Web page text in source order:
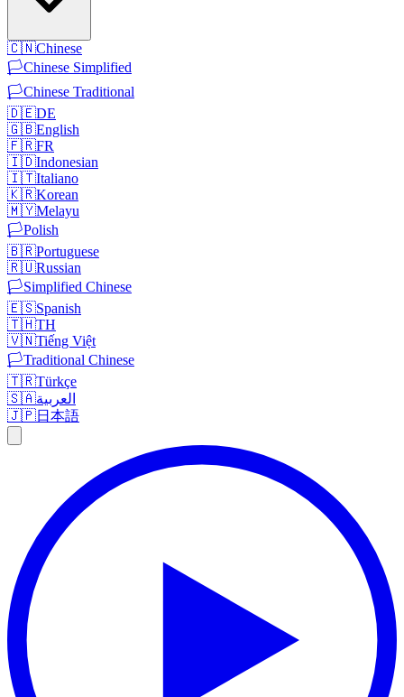
🇨🇳Chinese
🏳️Chinese Simplified
🏳️Chinese Traditional
🇩🇪DE
🇬🇧English
🇫🇷FR
🇮🇩Indonesian
🇮🇹Italiano
🇰🇷Korean
🇲🇾Melayu
🏳️Polish
🇧🇷Portuguese
🇷🇺Russian
🏳️Simplified Chinese
🇪🇸Spanish
🇹🇭TH
🇻🇳Tiếng Việt
🏳️Traditional Chinese
🇹🇷Türkçe
🇸🇦العربية
🇯🇵日本語